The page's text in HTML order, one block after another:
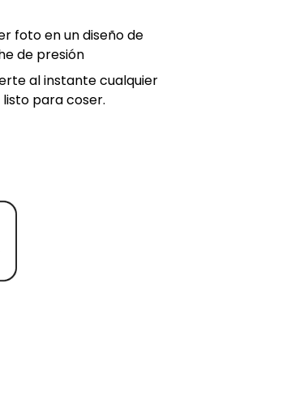
foto en un diseño de
de presión
al instante cualquier
listo para coser.